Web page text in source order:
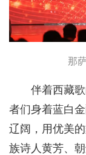
那
伴着西藏
者们身着蓝白
辽阔，用优美
族诗人黄芳、